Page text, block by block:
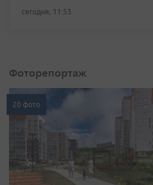
сегодня, 11:53
Фоторепортаж
20 фото